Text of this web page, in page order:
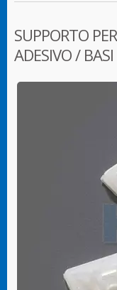
SUPPORTO
ADESIVO /